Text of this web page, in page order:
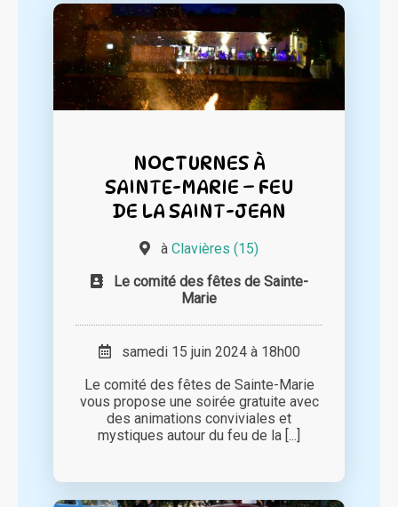
NOCTURNES À
SAINTE-MARIE – FEU
DE LA SAINT-JEAN
à Clavières (15)
Le comité des fêtes de Sainte-
Marie
samedi 15 juin 2024 à 18h00
Le comité des fêtes de Sainte-Marie
vous propose une soirée gratuite avec
des animations conviviales et
mystiques autour du feu de la [...]